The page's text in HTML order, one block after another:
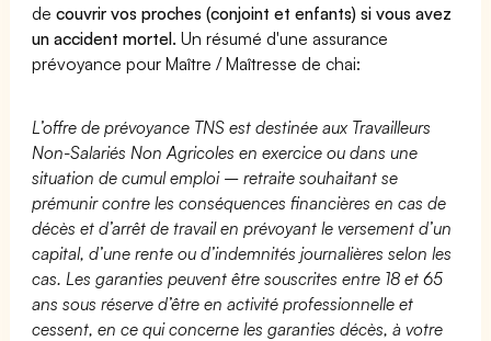
decouvrir vos proches (conjoint et enfants) si vous avez
un accident mortel. Un résumé d'une assurance
prévoyance pour Maître / Maîtresse de chai:
L’offre de prévoyance TNS est destinée aux Travailleurs
Non-Salariés Non Agricoles en exercice ou dans une
situation de cumul emploi – retraite souhaitant se
prémunir contre les conséquences financières en cas de
décès et d’arrêt de travail en prévoyant le versement d’un
capital, d’une rente ou d’indemnités journalières selon les
cas. Les garanties peuvent être souscrites entre 18 et 65
ans sous réserve d’être en activité professionnelle et
cessent, en ce qui concerne les garanties décès, à votre